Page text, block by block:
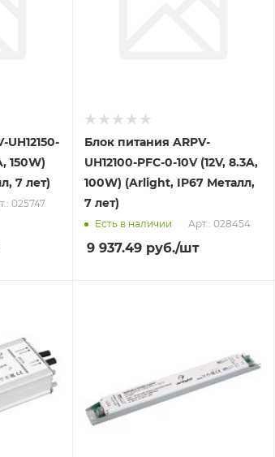
150W)
7 лет)
025747
Блок питания ARPV-
UH12100-PFC-0-10V (12V, 8.3A,
100W) (Arlight, IP67 Металл,
7 лет)
Есть в наличии Арт.: 028454
9 937.49руб./шт